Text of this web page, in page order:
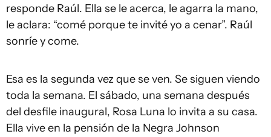
responde Raúl. Ella se le acerca, le agarra la mano,
le aclara: “comé porque te invité yo a cenar”. Raúl
sonríe y come.
Esa es la segunda vez que se ven. Se siguen viendo
toda la semana. El sábado, una semana después
del desfile inaugural, Rosa Luna lo invita a su casa.
Ella vive en la pensión de la Negra Johnson